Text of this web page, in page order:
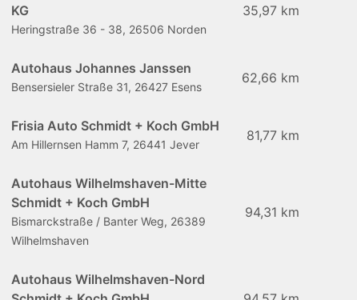
KG
Heringstraße 36 - 38, 26506 Norden
35,97 km
Autohaus Johannes Janssen
Bensersieler Straße 31, 26427 Esens
62,66 km
Frisia Auto Schmidt + Koch GmbH
Am Hillernsen Hamm 7, 26441 Jever
81,77 km
Autohaus Wilhelmshaven-Mitte
Schmidt + Koch GmbH
Bismarckstraße / Banter Weg, 26389
Wilhelmshaven
94,31 km
Autohaus Wilhelmshaven-Nord